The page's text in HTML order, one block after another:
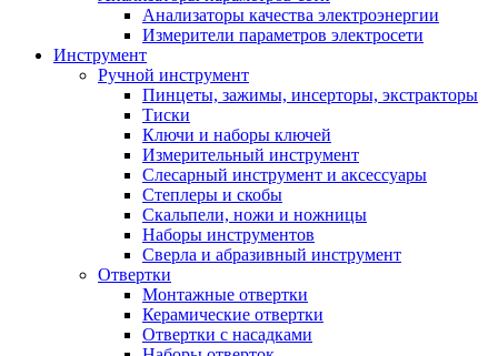
Анализаторы качества электроэнергии
Измерители параметров электросети
Инструмент
Ручной инструмент
Пинцеты, зажимы, инсерторы, экстракторы
Тиски
Ключи и наборы ключей
Измерительный инструмент
Слесарный инструмент и аксессуары
Степлеры и скобы
Скальпели, ножи и ножницы
Наборы инструментов
Сверла и абразивный инструмент
Отвертки
Монтажные отвертки
Керамические отвертки
Отвертки с насадками